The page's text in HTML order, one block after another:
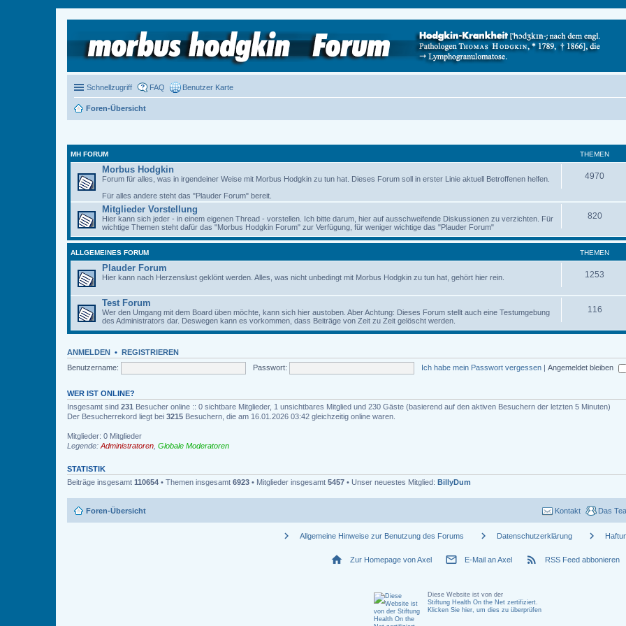
Schnellzugriff FAQ Benutzer Karte
Foren-Übersicht
MH FORUM THEMEN
Morbus Hodgkin
Forum für alles, was in irgendeiner Weise mit Morbus Hodgkin zu tun hat. Dieses Forum soll in erster Linie aktuell Betroffenen helfen.
Für alles andere steht das "Plauder Forum" bereit.
4970
Mitglieder Vorstellung
Hier kann sich jeder - in einem eigenen Thread - vorstellen. Ich bitte darum, hier auf ausschweifende Diskussionen zu verzichten. Für
wichtige Themen steht dafür das "Morbus Hodgkin Forum" zur Verfügung, für weniger wichtige das "Plauder Forum"
820
ALLGEMEINES FORUM THEMEN
Plauder Forum
Hier kann nach Herzenslust geklönt werden. Alles, was nicht unbedingt mit Morbus Hodgkin zu tun hat, gehört hier rein. 1253
Test Forum
Wer den Umgang mit dem Board üben möchte, kann sich hier austoben. Aber Achtung: Dieses Forum stellt auch eine Testumgebung
des Administrators dar. Deswegen kann es vorkommen, dass Beiträge von Zeit zu Zeit gelöscht werden.
116
ANMELDEN • REGISTRIEREN
Benutzername:
Passwort: Ich habe mein Passwort vergessen | Angemeldet bleiben
WER IST ONLINE?
Insgesamt sind 231 Besucher online :: 0 sichtbare Mitglieder, 1 unsichtbares Mitglied und 230 Gäste (basierend auf den aktiven Besuchern der letzten 5 Minuten)
Der Besucherrekord liegt bei 3215 Besuchern, die am 16.01.2026 03:42 gleichzeitig online waren.
Mitglieder: 0 Mitglieder
Legende: Administratoren Globale Moderatoren
STATISTIK
Beiträge insgesamt 110654 • Themen insgesamt 6923 • Mitglieder insgesamt 5457 • Unser neuestes Mitglied: BillyDum
Foren-Übersicht Das
Kontakt
chevron_right Allgemeine Hinweise zur Benutzung des Forums chevron_right Datenschutzerklärung chevron_right
home Zur Homepage von Axel mail_outline E-Mail an Axel rss_feed RSS Feed abbonieren
Diese Website ist von der
Stiftung Health On the Net zertifiziert.
Klicken Sie hier, um dies zu überprüfen